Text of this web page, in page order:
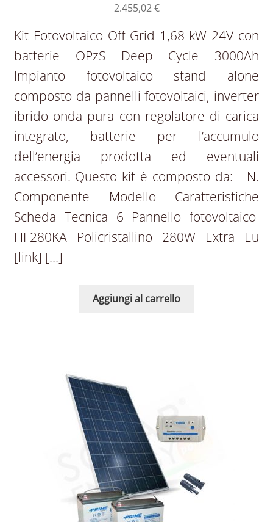
2.455,02€
Kit Fotovoltaico Off-Grid 1,68 kW 24V con
batterie OPzS Deep Cycle 3000Ah
Impianto fotovoltaico stand alone
composto da pannelli fotovoltaici, inverter
ibrido onda pura con regolatore di carica
integrato, batterie per l’accumulo
dell’energia prodotta ed eventuali
accessori. Questo kit è composto da: N.
Componente Modello Caratteristiche
Scheda Tecnica 6 Pannello fotovoltaico
HF280KA Policristallino 280W Extra Eu
[link] […]
Aggiungi al carrello